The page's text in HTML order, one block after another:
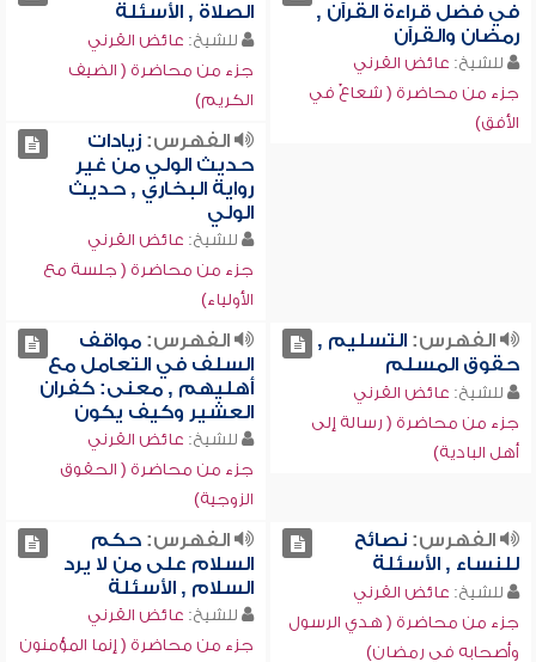
في فضل قراءة القرآن ,
رمضان والقرآن
للشيخ: عائض القرني
جزء من محاضرة ( شعاعٌ في
الأفق)
الصلاة , الأسئلة
للشيخ: عائض القرني
جزء من محاضرة ( الضيف
الكريم)
الفهرس:زيادات
حديث الولي من غير
رواية البخاري , حديث
الولي
للشيخ: عائض القرني
جزء من محاضرة ( جلسة مع
الأولياء)
الفهرس:التسليم ,
حقوق المسلم
للشيخ: عائض القرني
جزء من محاضرة ( رسالة إلى
أهل البادية)
الفهرس:مواقف
السلف في التعامل مع
أهليهم , معنى: كفران
العشير وكيف يكون
للشيخ: عائض القرني
جزء من محاضرة ( الحقوق
الزوجية)
الفهرس:نصائح
للنساء , الأسئلة
للشيخ: عائض القرني
جزء من محاضرة ( هدي الرسول
وأصحابه في رمضان)
الفهرس:حكم
السلام على من لا يرد
السلام , الأسئلة
للشيخ: عائض القرني
جزء من محاضرة ( إنما المؤمنون